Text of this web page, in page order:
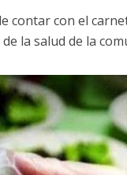
contar con el
la salud de la